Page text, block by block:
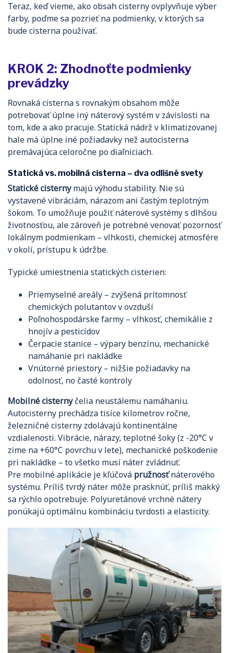
Teraz, keď vieme, ako obsah cisterny ovplyvňuje výber
farby, poďme sa pozrieť na podmienky, v ktorých sa
bude cisterna používať.
KROK 2: Zhodnoťte podmienky
prevádzky
Rovnaká cisterna s rovnakým obsahom môže
potrebovať úplne iný náterový systém v závislosti na
tom, kde a ako pracuje. Statická nádrž v klimatizovanej
hale má úplne iné požiadavky než autocisterna
premávajúca celoročne po diaľniciach.
Statická vs. mobilná cisterna – dva odlišné svety
Statické cisternymajú výhodu stability. Nie sú
vystavené vibráciám, nárazom ani častým teplotným
šokom. To umožňuje použiť náterové systémy s dlhšou
životnosťou, ale zároveň je potrebné venovať pozornosť
lokálnym podmienkam – vlhkosti, chemickej atmosfére
v okolí, prístupu k údržbe.
Typické umiestnenia statických cisterien:
Priemyselné areály – zvýšená prítomnosť
chemických polutantov v ovzduší
Poľnohospodárske farmy – vlhkosť, chemikálie z
hnojív a pesticídov
Čerpacie stanice – výpary benzínu, mechanické
namáhanie pri nakládke
Vnútorné priestory – nižšie požiadavky na
odolnosť, no časté kontroly
Mobilné cisternyčelia neustálemu namáhaniu.
Autocisterny prechádza tisíce kilometrov ročne,
železničné cisterny zdolávajú kontinentálne
vzdialenosti. Vibrácie, nárazy, teplotné šoky (z -20°C v
zime na +60°C povrchu v lete), mechanické poškodenie
pri nakládke – to všetko musí náter zvládnuť.
Pre mobilné aplikácie je kľúčová pružnosťnáterového
systému. Príliš tvrdý náter môže prasknúť, príliš mäkký
sa rýchlo opotrebuje. Polyuretánové vrchné nátery
ponúkajú optimálnu kombináciu tvrdosti a elasticity.